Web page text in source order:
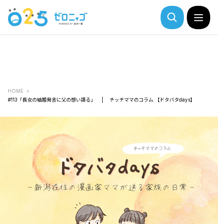
HOME
#113「長女の結婚発言に父の想い語る」 | チッチママのコラム 【ドタバタdays】